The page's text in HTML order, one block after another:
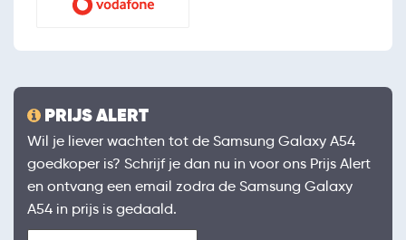
PRIJS ALERT
Wil je liever wachten tot de Samsung Galaxy A54
goedkoper is? Schrijf je dan nu in voor ons Prijs Alert
en ontvang een email zodra de Samsung Galaxy
A54 in prijs is gedaald.